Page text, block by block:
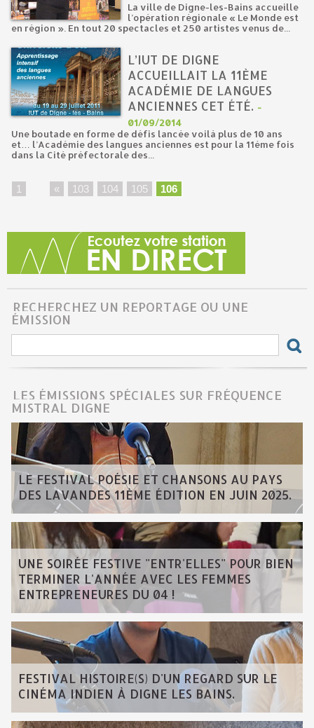
La ville de Digne-les-Bains accueille
l’opération régionale « Le Monde est
en région ». En tout 20 spectacles et 250 artistes venus de...
L’IUT DE DIGNE
ACCUEILLAIT LA 11ÈME
ACADÉMIE DE LANGUES
ANCIENNES CET ÉTÉ. -
01/09/2014
Une boutade en forme de défis lancée voilà plus de 10 ans
et… l’Académie des langues anciennes est pour la 11ème fois
dans la Cité préfectorale des...
1 « 103 104 105 106
RECHERCHEZ UN REPORTAGE OU UNE
ÉMISSION
LES ÉMISSIONS SPÉCIALES SUR FRÉQUENCE
MISTRAL DIGNE
LE FESTIVAL POÉSIE ET CHANSONS AU PAYS
DES LAVANDES 11ÈME ÉDITION EN JUIN 2025.
UNE SOIRÉE FESTIVE "ENTR'ELLES" POUR BIEN
TERMINER L'ANNÉE AVEC LES FEMMES
ENTREPRENEURES DU 04 !
FESTIVAL HISTOIRE(S) D'UN REGARD SUR LE
CINÉMA INDIEN À DIGNE LES BAINS.